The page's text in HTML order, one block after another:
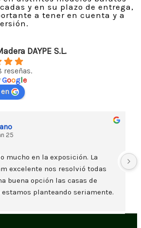
y en su plazo de entrega,
a tener en cuenta y a
DAYPE S.L.
reseñas.
Google
25
mucho en la exposición. La
excelente nos resolvió todas
buena opción las casas de
estamos planteando seriamente.